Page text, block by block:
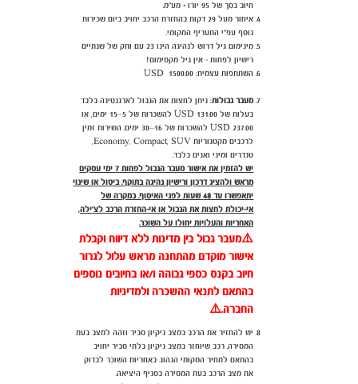
חיוב בסך של 95 יורו + מע"מ.
איחור מעל 29 דקות בהחזרת הרכב יחויב ביום שכירות
נוסף עפ"י התעריף המקומי.
מינימום גיל דרוש לנהיגה הינו 23 עם ותק של שנתיים
רישיון לפחות - אין גיל מקסימום!
השתתפות עצמית: USD 1500.00
מעבר גבולות: ניתן לחצות את הגבול לארגנטינה בלבד
בעלות של 131.00 USD להשכרות של 5–15 ימים, או
237.00 USD להשכרות של 16–30 ימים. השירות זמין
לרכבים מקטגוריות Economy, Compact, SUV,
טנדרים ומיני ואנים בלבד.
יש להזמין את אישור מעבר הגבול לפחות 7 ימי עסקים
מראש ולהציג דרכון ורישיון נהיגה בתוקף. ביטול או שינוי
יתאפשרו עד 48 שעות לפני האיסוף. במקרה של
אי-יכולת לחצות את הגבול או אי-החזרת הרכב לצ'ילה,
האחריות והעלויות יחולו על השוכר.
⚠️מעבר גבול בין מדינות ללא דיווח וקבלת
אישור מוקדם מהתחנה מראש עלול לגרור
חיוב בקנס כספי גבוהה ו/או בחיובים נוספים
בהתאם לתנאי ההשכרה ולמדיניות
החברה.⚠️
יש להחזיר את הרכב במצב ניקיון סביר וזהה למצב בעת
המסירה. רכב שיוחזר במצב ניקיון בלתי סביר יחויב
בהתאם למחיר המקומי הנהוג. באחריות השוכר לבדוק
את מצב הרכב בעת המסירה בסניף היציאה.